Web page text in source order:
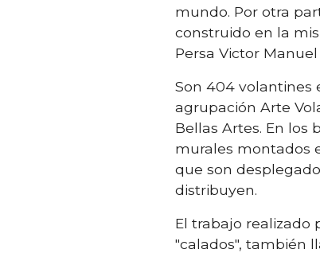
mundo. Por otra
construido en la
Persa Victor
Son 404 volantines
agrupación Arte
Bellas Artes. En los
murales montados
que son
distribuyen.
El trabajo realizado
"calados", también